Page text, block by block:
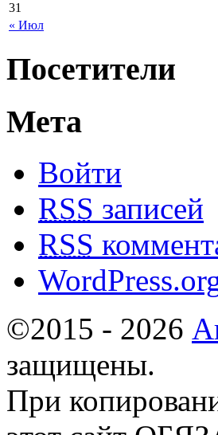
« Июл
31
Посетители
Мета
Войти
RSS записей
RSS
©2015 - 2026
защищены.
При